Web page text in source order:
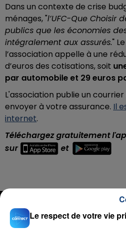
Dans un contexte de crise
ménages, "l’UFC-Que Choisir
publics que les économies
intégralement aux assurés."
l’association appelle à une
d’euros des cotisations, soit
par automobile et 29 euros
L'association publie un
envoyer à votre assurance. Il
internet.
Téléchargez gratuitement
sur
et
Baby Boy
Le respect de votre vie